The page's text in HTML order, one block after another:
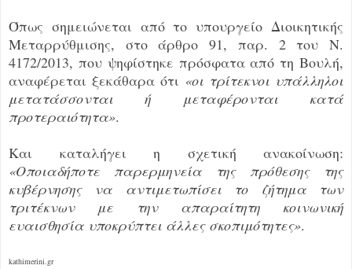
Όπως σημειώνεται από το υπουργείο Διοικητικής
Μεταρρύθμισης, στο άρθρο 91, παρ. 2 του Ν.
4172/2013, που ψηφίστηκε πρόσφατα από τη Βουλή,
αναφέρεται ξεκάθαρα ότι «οι τρίτεκνοι υπάλληλοι
μετατάσσονται ή μεταφέρονται κατά
προτεραιότητα».
Και καταλήγει η σχετική ανακοίνωση:
«Οποιαδήποτε παρερμηνεία της πρόθεσης της
κυβέρνησης να αντιμετωπίσει το ζήτημα των
τριτέκνων με την απαραίτητη κοινωνική
ευαισθησία υποκρύπτει άλλες σκοπιμότητες».
kathimerini.gr